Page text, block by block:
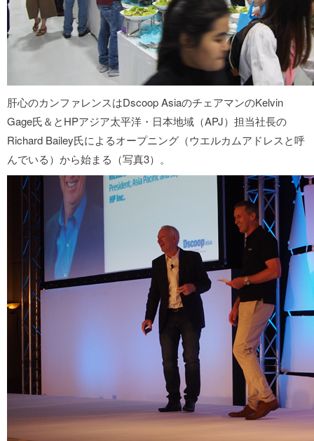
肝心のカンファレンスはDscoop AsiaのチェアマンのKelvin
Gage氏＆とHPアジア太平洋・日本地域（APJ）担当社長の
Richard Bailey氏によるオープニング（ウエルカムアドレスと呼
んでいる）から始まる（写真3）。